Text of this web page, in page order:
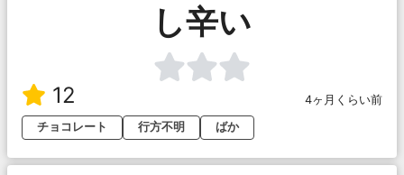
し辛い
12
4ヶ月くらい前
チョコレート
行方不明 ばか